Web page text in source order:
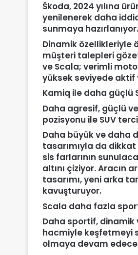
Škoda, 2024 yılına
yenilenerek daha
sunmaya hazırlanıyor.
Dinamik özellikleriyle
müşteri talepleri
ve Scala; verimli
yüksek seviyede aktif
Kamiq ile daha güçlü
Daha agresif, güçlü
pozisyonu ile SUV
Daha büyük ve daha
tasarımıyla da dikkat
sis farlarının
altını çiziyor. Aracın
tasarımı, yeni arka
kavuşturuyor.
Scala daha fazla
Daha sportif, dinamik
hacmiyle keşfetmeyi
olmaya devam